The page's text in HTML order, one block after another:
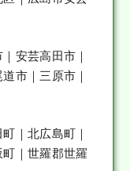
安芸高田市｜
市｜三原市｜
｜北広島町｜
｜世羅郡世羅